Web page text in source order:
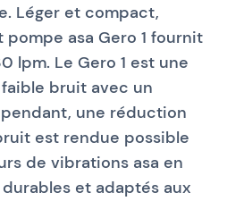
Léger et compact,
asa Gero 1 fournit
lpm. Le Gero 1 est une
bruit avec un
une réduction
est rendue possible
de vibrations asa en
et adaptés aux